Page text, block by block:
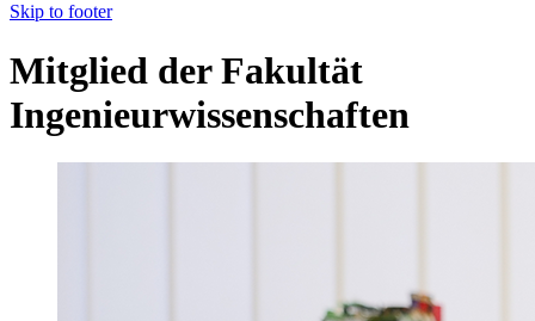
Skip to footer
Mitglied der Fakultät
Ingenieurwissenschaften